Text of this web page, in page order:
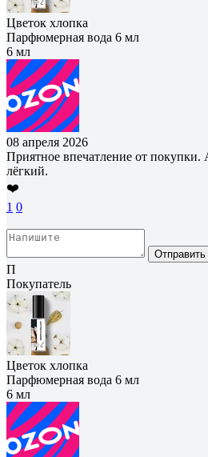
Цветок хлопка
Парфюмерная вода 6 мл
6 мл
08 апреля 2026
Приятное впечатление от
лёгкий.
❤️
1 0
Отправить
П
Покупатель
Цветок хлопка
Парфюмерная вода 6 мл
6 мл